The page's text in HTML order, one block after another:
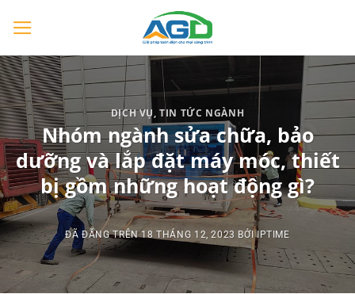
đến
nội
dung
DỊCH VỤ,TIN TỨC NGÀNH
Nhóm ngành sửa chữa, bảo
dưỡng và lắp đặt máy móc, thiết
bị gồm những hoạt động gì?
ĐÃ ĐĂNG TRÊN18 THÁNG 12, 2023 BỞIIPTIME